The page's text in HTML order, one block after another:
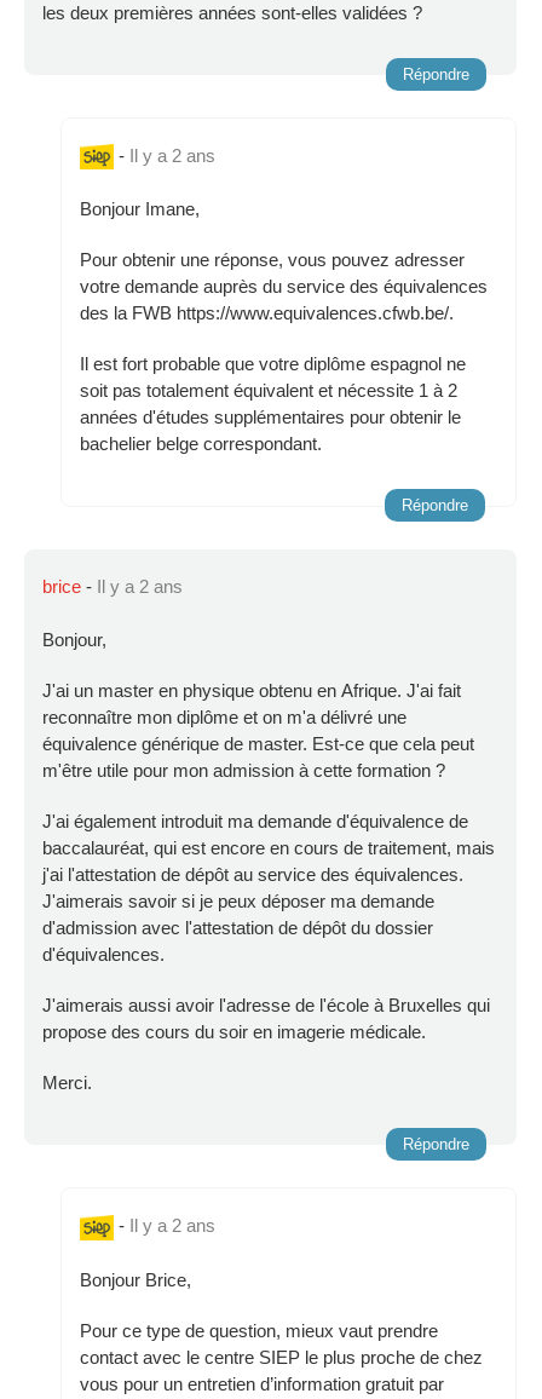
les deux premières années sont-elles validées ?
Répondre
- Il y a 2 ans
Bonjour Imane,
Pour obtenir une réponse, vous pouvez adresser
votre demande auprès du service des équivalences
des la FWB https://www.equivalences.cfwb.be/.
Il est fort probable que votre diplôme espagnol ne
soit pas totalement équivalent et nécessite 1 à 2
années d'études supplémentaires pour obtenir le
bachelier belge correspondant.
Répondre
brice - Il y a 2 ans
Bonjour,
J'ai un master en physique obtenu en Afrique. J'ai fait
reconnaître mon diplôme et on m'a délivré une
équivalence générique de master. Est-ce que cela peut
m'être utile pour mon admission à cette formation ?
J'ai également introduit ma demande d'équivalence de
baccalauréat, qui est encore en cours de traitement, mais
j'ai l'attestation de dépôt au service des équivalences.
J'aimerais savoir si je peux déposer ma demande
d'admission avec l'attestation de dépôt du dossier
d'équivalences.
J'aimerais aussi avoir l'adresse de l'école à Bruxelles qui
propose des cours du soir en imagerie médicale.
Merci.
Répondre
- Il y a 2 ans
Bonjour Brice,
Pour ce type de question, mieux vaut prendre
contact avec le centre SIEP le plus proche de chez
vous pour un entretien d’information gratuit par